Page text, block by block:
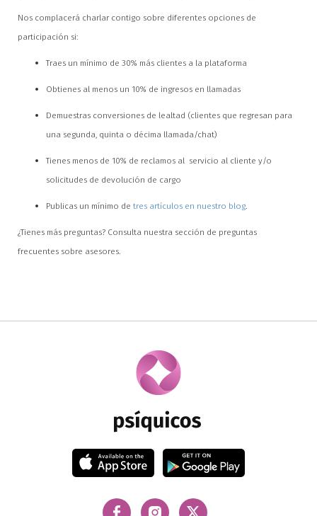
Nos complacerá charlar contigo sobre diferentes opciones de
participación si:
Traes un mínimo de 30% más clientes a la plataforma
Obtienes al menos un 10% de ingresos en llamadas
Demuestras conversiones de lealtad (clientes que regresan para
una segunda, quinta o décima llamada/chat)
Tienes menos de 10% de reclamos al servicio al cliente y/o
solicitudes de devolución de cargo
Publicas un mínimo de tres artículos en nuestro blog.
¿Tienes más preguntas? Consulta nuestra sección de preguntas
frecuentes sobre asesores.